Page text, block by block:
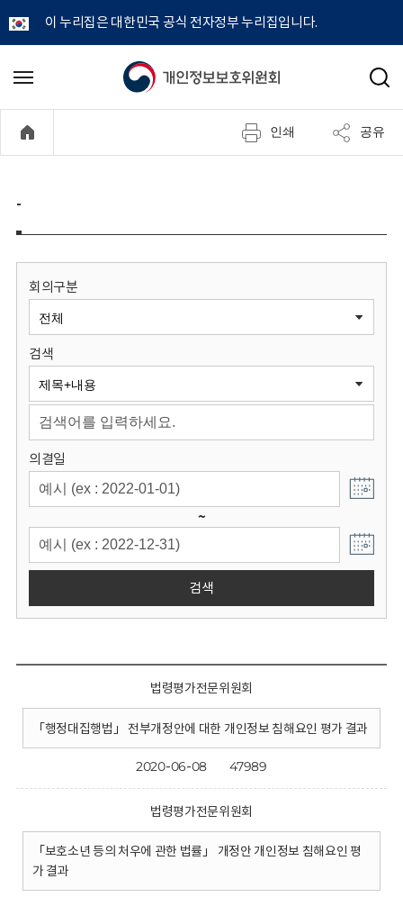
이 누리집은 대한민국 공식 전자정부 누리집입니다.
개
정
보
원
회
메
기
검
인쇄 공유
-
회의구분
검색
의결일
~
검색
법령평가전문위원회
「행정대집행법」 전부개정안에 대한 개인정보 침해요인 평가 결과
2020-06-08 47989
법령평가전문위원회
「보호소년 등의 처우에 관한 법률」 개정안 개인정보 침해요인 평
가 결과